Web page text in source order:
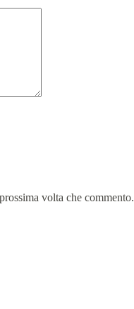
volta che commento.